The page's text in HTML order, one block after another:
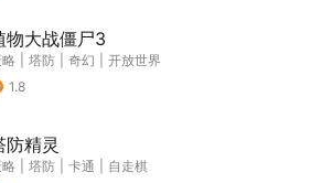
物大战僵尸3
塔防 奇幻
开放世界
1.8
防精灵
塔防 卡通
自走棋